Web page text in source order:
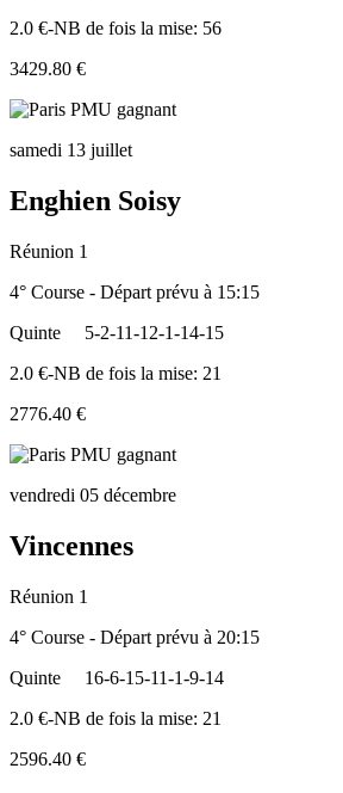
2.0 €-NB de fois la mise: 56
3429.80 €
samedi 13 juillet
Enghien Soisy
Réunion 1
4° Course - Départ prévu à 15:15
Quinte
5-2-11-12-1-14-15
2.0 €-NB de fois la mise: 21
2776.40 €
vendredi 05 décembre
Vincennes
Réunion 1
4° Course - Départ prévu à 20:15
Quinte
16-6-15-11-1-9-14
2.0 €-NB de fois la mise: 21
2596.40 €